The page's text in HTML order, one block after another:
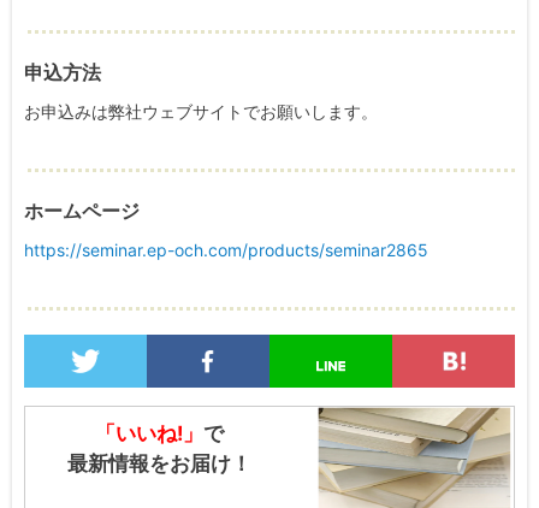
申込方法
お申込みは弊社ウェブサイトでお願いします。
ホームページ
https://seminar.ep-och.com/products/seminar2865
「いいね!」で
最新情報をお届け！